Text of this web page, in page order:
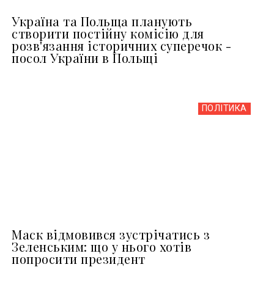
Україна та Польща планують
створити постійну комісію для
розв'язання історичних суперечок -
посол України в Польщі
ПОЛІТИКА
Маск відмовився зустрічатись з
Зеленським: що у нього хотів
попросити президент